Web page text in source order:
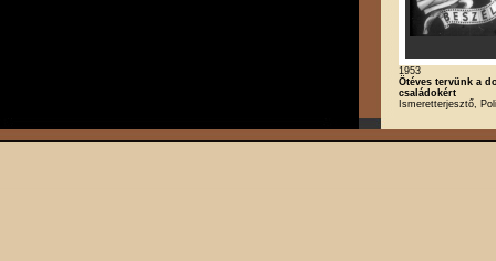
1953
Ötéves tervünk a
családokért
Ismeretterjesztő,